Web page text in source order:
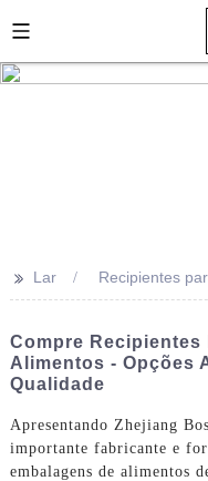
>> Lar Recipientes
Compre Recipientes
Alimentos - Opções
Qualidade
Apresentando Zhejiang
importante fabricante e
embalagens de alimentos